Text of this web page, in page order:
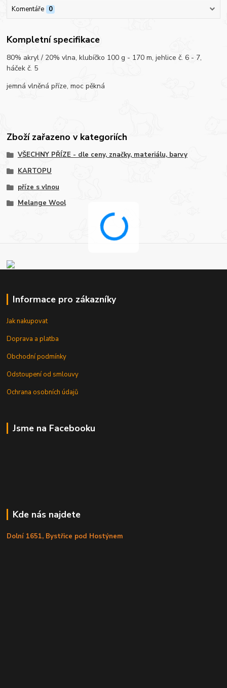
Komentáře 0
Kompletní specifikace
80% akryl / 20% vlna, klubíčko 100 g - 170 m, jehlice č. 6 - 7,
háček č. 5
jemná vlněná příze, moc pěkná
Zboží zařazeno v kategoriích
VŠECHNY PŘÍZE - dle ceny, značky, materiálu, barvy
KARTOPU
příze s vlnou
Melange Wool
Informace pro zákazníky
Jak nakupovat
Doprava a platba
Obchodní podmínky
Odstoupení od smlouvy
Ochrana osobních údajů
Jsme na Facebooku
Kde nás najdete
Dolní 1651, Bystřice pod Hostýnem